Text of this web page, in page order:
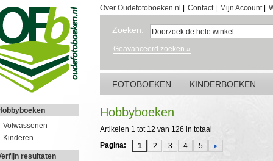
Over Oudefotoboeken.nl Contact| Mijn Account|
Zoeken:
Geavanceerd zoeken »
FOTOBOEKEN KINDERBOEKEN
Volwassenen
Kinderen
resultaten
Hobbyboeken
Artikelen 1 tot 12 van 126 in totaal
Pagina:
1 2 3 4 5